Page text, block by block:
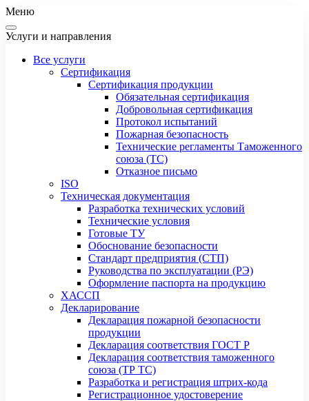
Меню
Услуги и направления
Все услуги
Сертификация
Сертификация продукции
Обязательная сертификация
Добровольная сертификация
Протокол испытаний
Пожарная безопасность
Технические регламенты Таможенного
союза (ТС)
Отказное письмо
ISO
Техническая документация
Разработка технических условий
Технические условия
Готовые ТУ
Обоснование безопасности
Стандарт предприятия (СТП)
Руководства по эксплуатации (РЭ)
Оформление паспорта на продукцию
ХАССП
Декларирование
Декларация пожарной безопасности
продукции
Декларация соответствия ГОСТ Р
Декларация соответствия таможенного
союза (ТР ТС)
Разработка и регистрация штрих-кода
Регистрационное удостоверение